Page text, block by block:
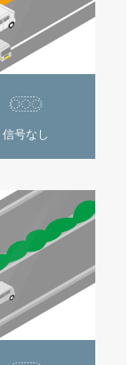
信号なし